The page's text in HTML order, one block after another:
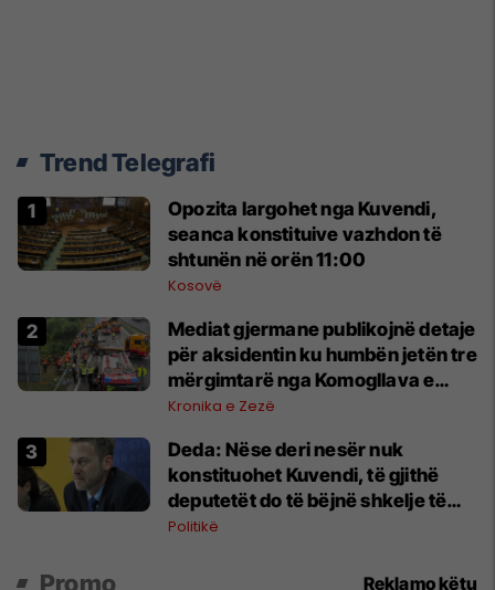
Trend Telegrafi
Opozita largohet nga Kuvendi,
seanca konstituive vazhdon të
shtunën në orën 11:00
Kosovë
Mediat gjermane publikojnë detaje
për aksidentin ku humbën jetën tre
mërgimtarë nga Komogllava e
Ferizajt
Kronika e Zezë
Deda: Nëse deri nesër nuk
konstituohet Kuvendi, të gjithë
deputetët do të bëjnë shkelje të
rëndë kushtetuese
Politikë
Promo Reklamo këtu